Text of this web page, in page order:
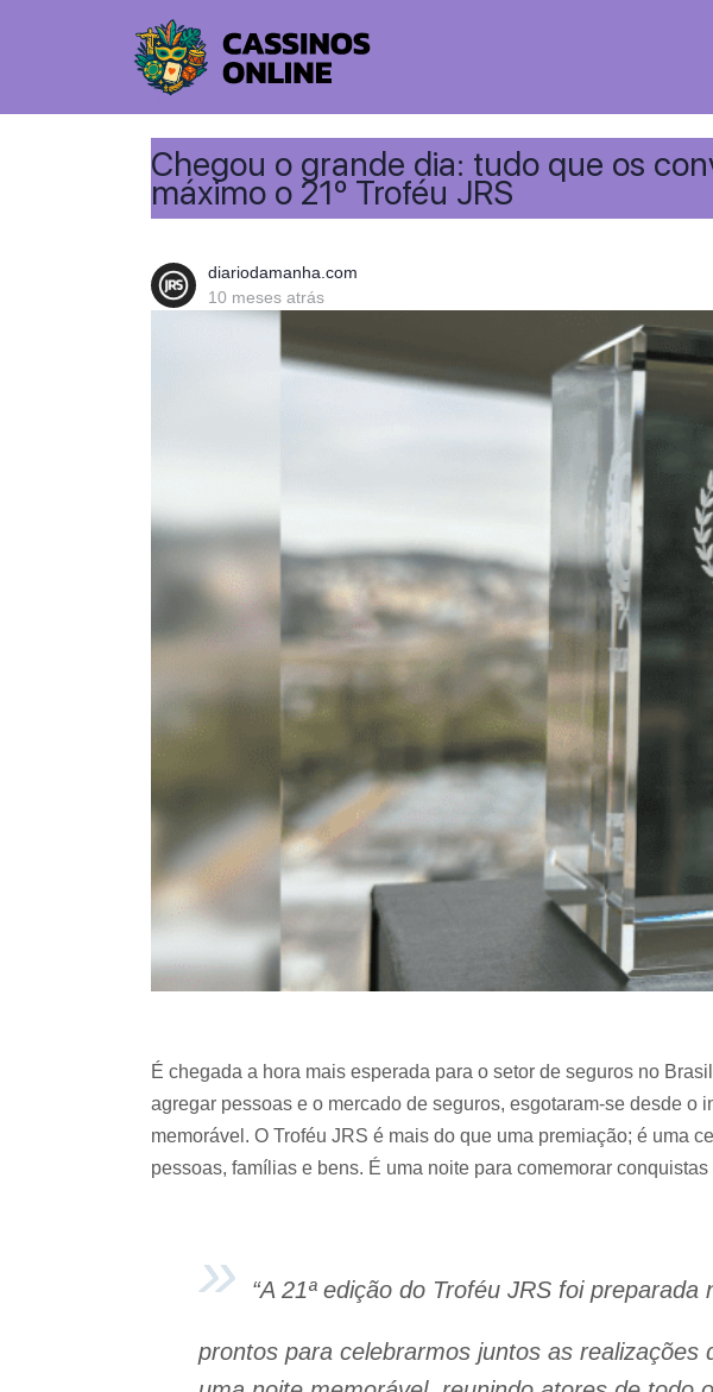
Chegou o grande dia: tudo que os
máximo o 21º Troféu JRS
diariodamanha.com
10 meses atrás
É chegada a hora mais esperada para o setor de seguros no
agregar pessoas e o mercado de seguros, esgotaram-se desde
memorável. O Troféu JRS é mais do que uma premiação; é uma
pessoas, famílias e bens. É uma noite para comemorar
“A 21ª edição do Troféu JRS foi
prontos para celebrarmos juntos as